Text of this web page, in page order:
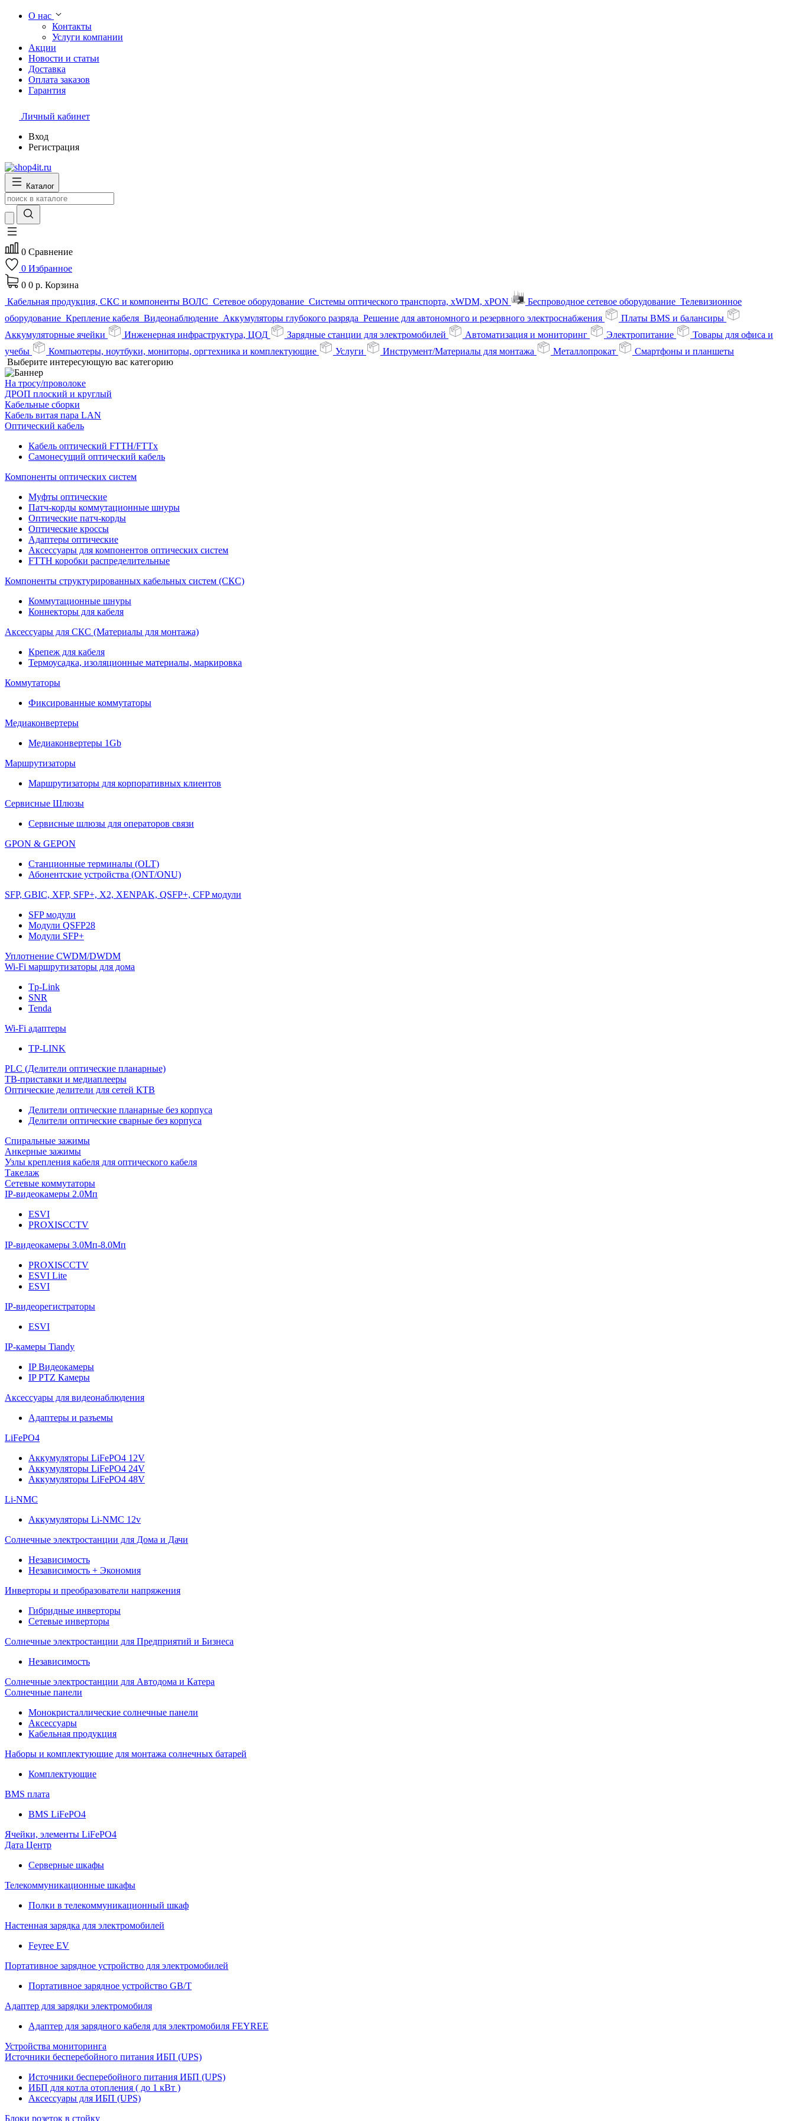
О нас
Контакты
Услуги компании
Акции
Новости и статьи
Доставка
Оплата заказов
Гарантия
Личный кабинет
Вход
Регистрация
Каталог
0 Сравнение
0 Избранное
0 0 р. Корзина
Кабельная продукция, СКС и компоненты ВОЛС Сетевое оборудование Системы оптического транспорта, xWDM, xPON Беспроводное сетевое оборудование Телевизионное
оборудование Крепление кабеля Видеонаблюдение Аккумуляторы глубокого разряда Решение для автономного и резервного электроснабжения
Платы BMS и балансиры
Аккумуляторные ячейки
Инженерная инфраструктура, ЦОД Зарядные станции для электромобилей Автоматизация и мониторинг Электропитание
Товары для офиса и
учебы
Компьютеры, ноутбуки, мониторы, оргтехника и комплектующие Услуги Инструмент/Материалы для монтажа Металлопрокат
Смартфоны и планшеты
Выберите интересующую вас категорию
На тросу/проволоке
ДРОП плоский и круглый
Кабельные сборки
Кабель витая пара LAN
Оптический кабель
Кабель оптический FTTH/FTTx
Самонесущий оптический кабель
Компоненты оптических систем
Муфты оптические
Патч-корды коммутационные шнуры
Оптические патч-корды
Оптические кроссы
Адаптеры оптические
Аксессуары для компонентов оптических систем
FTTH коробки распределительные
Компоненты структурированных кабельных систем (СКС)
Коммутационные шнуры
Коннекторы для кабеля
Аксессуары для СКС (Материалы для монтажа)
Крепеж для кабеля
Термоусадка, изоляционные материалы, маркировка
Коммутаторы
Фиксированные коммутаторы
Медиаконвертеры
Медиаконвертеры 1Gb
Маршрутизаторы
Маршрутизаторы для корпоративных клиентов
Сервисные Шлюзы
Сервисные шлюзы для операторов связи
GPON & GEPON
Станционные терминалы (OLT)
Абонентские устройства (ONT/ONU)
SFP, GBIC, XFP, SFP+, X2, XENPAK, QSFP+, CFP модули
SFP модули
Модули QSFP28
Модули SFP+
Уплотнение CWDM/DWDM
Wi-Fi маршрутизаторы для дома
Tp-Link
SNR
Tenda
Wi-Fi адаптеры
TP-LINK
PLC (Делители оптические планарные)
ТВ-приставки и медиаплееры
Оптические делители для сетей КТВ
Делители оптические планарные без корпуса
Делители оптические сварные без корпуса
Спиральные зажимы
Анкерные зажимы
Узлы крепления кабеля для оптического кабеля
Такелаж
Сетевые коммутаторы
IP-видеокамеры 2.0Мп
ESVI
PROXISCCTV
IP-видеокамеры 3.0Мп-8.0Мп
PROXISCCTV
ESVI Lite
ESVI
IP-видеорегистраторы
ESVI
IP-камеры Tiandy
IP Видеокамеры
IP PTZ Камеры
Аксессуары для видеонаблюдения
Адаптеры и разъемы
LiFePO4
Аккумуляторы LiFePO4 12V
Аккумуляторы LiFePO4 24V
Аккумуляторы LiFePO4 48V
Li-NMC
Аккумуляторы Li-NMC 12v
Солнечные электростанции для Дома и Дачи
Независимость
Независимость + Экономия
Инверторы и преобразователи напряжения
Гибридные инверторы
Сетевые инверторы
Солнечные электростанции для Предприятий и Бизнеса
Независимость
Солнечные электростанции для Автодома и Катера
Солнечные панели
Монокристаллические солнечные панели
Аксессуары
Кабельная продукция
Наборы и комплектующие для монтажа солнечных батарей
Комплектующие
BMS плата
BMS LiFePO4
Ячейки, элементы LiFePO4
Дата Центр
Серверные шкафы
Телекоммуникационные шкафы
Полки в телекоммуникационный шкаф
Настенная зарядка для электромобилей
Feyree EV
Портативное зарядное устройство для электромобилей
Портативное зарядное устройство GB/T
Адаптер для зарядки электромобиля
Адаптер для зарядного кабеля для электромобиля FEYREE
Устройства мониторинга
Источники бесперебойного питания ИБП (UPS)
Источники бесперебойного питания ИБП (UPS)
ИБП для котла отопления ( до 1 кВт )
Аксессуары для ИБП (UPS)
Блоки розеток в стойку